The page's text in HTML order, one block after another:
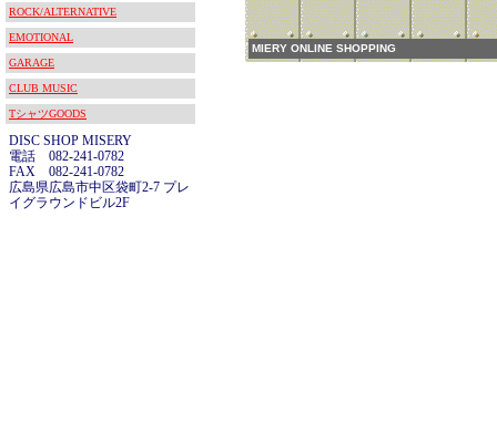
ROCK/ALTERNATIVE
EMOTIONAL
GARAGE
CLUB MUSIC
TシャツGOODS
DISC SHOP MISERY
電話 082-241-0782
FAX 082-241-0782
広島県広島市中区袋町2-7 プレ
イグラウンドビル2F
MIERY ONLINE SHOPPING